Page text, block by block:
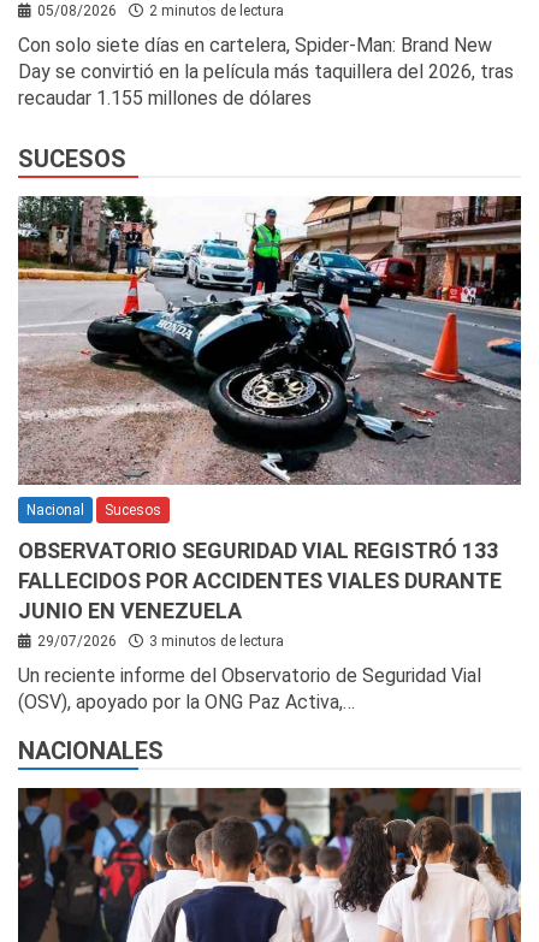
05/08/2026 2 minutos de lectura
Con solo siete días en cartelera, Spider-Man: Brand New
Day se convirtió en la película más taquillera del 2026, tras
recaudar 1.155 millones de dólares
SUCESOS
Nacional Sucesos
OBSERVATORIO SEGURIDAD VIAL REGISTRÓ 133
FALLECIDOS POR ACCIDENTES VIALES DURANTE
JUNIO EN VENEZUELA
29/07/2026 3 minutos de lectura
Un reciente informe del Observatorio de Seguridad Vial
(OSV), apoyado por la ONG Paz Activa,…
NACIONALES